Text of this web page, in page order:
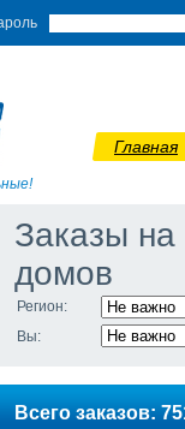
Главная
Заказы на
домов
Регион:
Вы:
Всего заказов: